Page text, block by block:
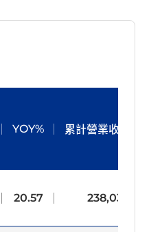
YOY% 累計營業收入淨
20.57 238,036